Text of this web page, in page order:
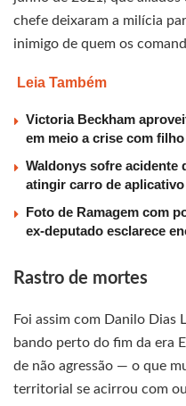
chefe deixaram a milícia
inimigo de quem os
Leia Também
Victoria Beckham
em meio a crise com filho
Waldonys sofre acidente
atingir carro de
Foto de Ramagem com
ex-deputado esclarece
Rastro de mortes
Foi assim com Danilo Dias
bando perto do fim da era
de não agressão — o que
territorial se acirrou com